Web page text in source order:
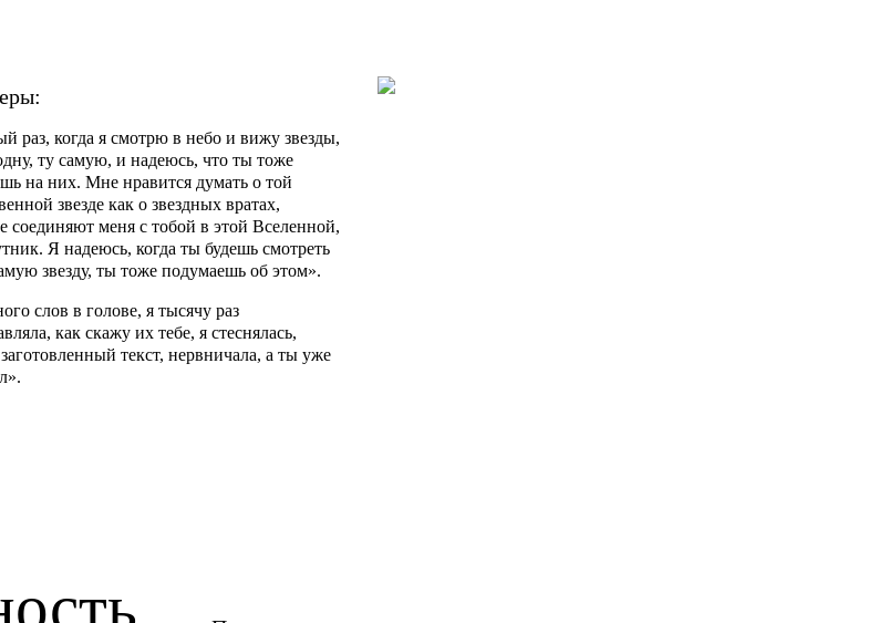
раз, когда я смотрю в небо и вижу звезды,
ту самую, и надеюсь, что ты тоже
на них. Мне нравится думать о той
звезде как о звездных вратах,
соединяют меня с тобой в этой Вселенной,
Я надеюсь, когда ты будешь смотреть
звезду, ты тоже подумаешь об этом».
слов в голове, я тысячу раз
как скажу их тебе, я стеснялась,
текст, нервничала, а ты уже